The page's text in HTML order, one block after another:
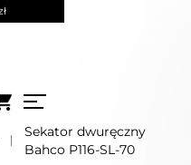
Sekator dwuręczny
Bahco P116-SL-70